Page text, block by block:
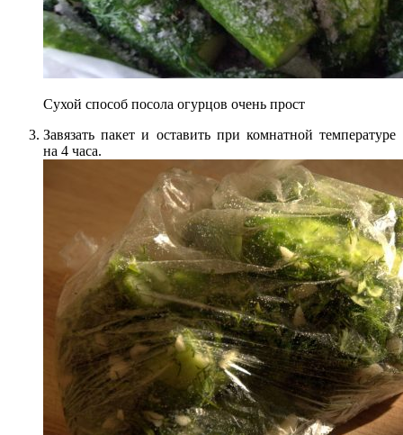
Сухой способ посола огурцов очень прост
Завязать пакет и оставить при комнатной температуре
на 4 часа.